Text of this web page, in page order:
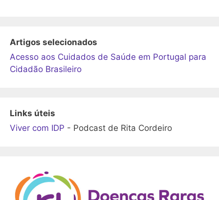
Artigos selecionados
Acesso aos Cuidados de Saúde em Portugal para
Cidadão Brasileiro
Links úteis
Viver com IDP - Podcast de Rita Cordeiro